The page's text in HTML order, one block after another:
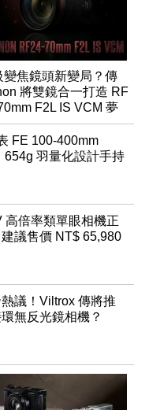
變焦鏡頭新變局？傳
將雙鏡合一打造 RF
F2L IS VCM 夢
格
FE 100-400mm
654g 羽量化設計手持
高倍率類單眼相機正
議售價 NT$ 65,980
議！Viltrox 傳將推
無反光鏡相機？